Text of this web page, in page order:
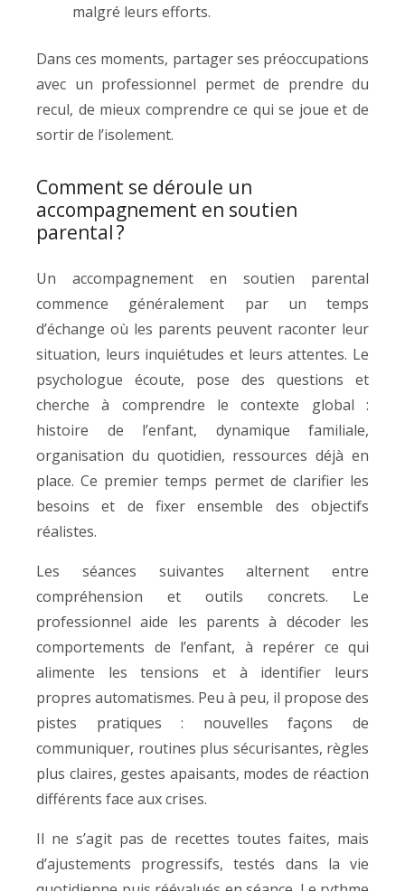
malgré leurs efforts.
Dans ces moments, partager ses préoccupations
avec un professionnel permet de prendre du
recul, de mieux comprendre ce qui se joue et de
sortir de l’isolement.
Comment se déroule un
accompagnement en soutien
parental ?
Un accompagnement en soutien parental
commence généralement par un temps
d’échange où les parents peuvent raconter leur
situation, leurs inquiétudes et leurs attentes. Le
psychologue écoute, pose des questions et
cherche à comprendre le contexte global :
histoire de l’enfant, dynamique familiale,
organisation du quotidien, ressources déjà en
place. Ce premier temps permet de clarifier les
besoins et de fixer ensemble des objectifs
réalistes.
Les séances suivantes alternent entre
compréhension et outils concrets. Le
professionnel aide les parents à décoder les
comportements de l’enfant, à repérer ce qui
alimente les tensions et à identifier leurs
propres automatismes. Peu à peu, il propose des
pistes pratiques : nouvelles façons de
communiquer, routines plus sécurisantes, règles
plus claires, gestes apaisants, modes de réaction
différents face aux crises.
Il ne s’agit pas de recettes toutes faites, mais
d’ajustements progressifs, testés dans la vie